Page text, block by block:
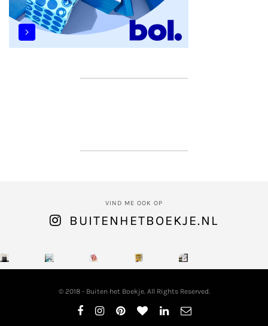
VIND ME OOK OP
BUITENHETBOEKJE.NL
© 2018 - Buiten het Boekje. All Rights Reserved.